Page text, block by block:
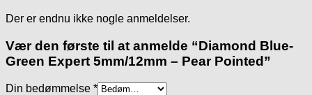
Der er endnu ikke nogle anmeldelser.
Vær den første til at anmelde “Diamond Blue-
Green Expert 5mm/12mm – Pear Pointed”
Din bedømmelse *